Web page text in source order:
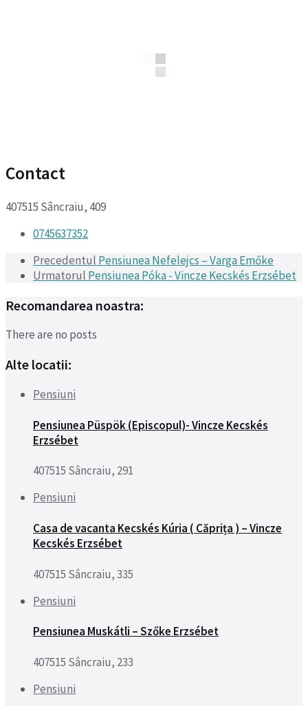
Contact
407515 Sâncraiu, 409
0745637352
Precedentul Pensiunea Nefelejcs – Varga Emőke
Urmatorul Pensiunea Póka - Vincze Kecskés Erzsébet
Recomandarea noastra:
There are no posts
Alte locatii:
Pensiuni
Pensiunea Püspök (Episcopul)- Vincze Kecskés
Erzsébet
407515 Sâncraiu, 291
Pensiuni
Casa de vacanta Kecskés Kúria ( Căprița ) – Vincze
Kecskés Erzsébet
407515 Sâncraiu, 335
Pensiuni
Pensiunea Muskátli – Szőke Erzsébet
407515 Sâncraiu, 233
Pensiuni